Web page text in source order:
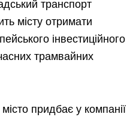
транспорт
місту отримати
інвестиційного
трамвайних
придбає у компанії